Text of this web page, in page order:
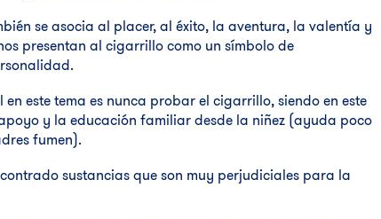
se asocia al placer, al éxito, la aventura, la valentía y
presentan al cigarrillo como un símbolo de
este tema es nunca probar el cigarrillo, siendo en este
y la educación familiar desde la niñez (ayuda poco
fumen).
sustancias que son muy perjudiciales para la